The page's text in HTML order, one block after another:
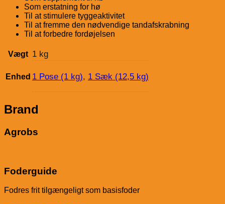
Som erstatning for hø
Til at stimulere tyggeaktivitet
Til at fremme den nødvendige tandafskrabning
Til at forbedre fordøjelsen
Vægt 1 kg
Enhed 1 Pose (1 kg), 1 Sæk (12,5 kg)
Brand
Agrobs
Foderguide
Fodres frit tilgængeligt som basisfoder